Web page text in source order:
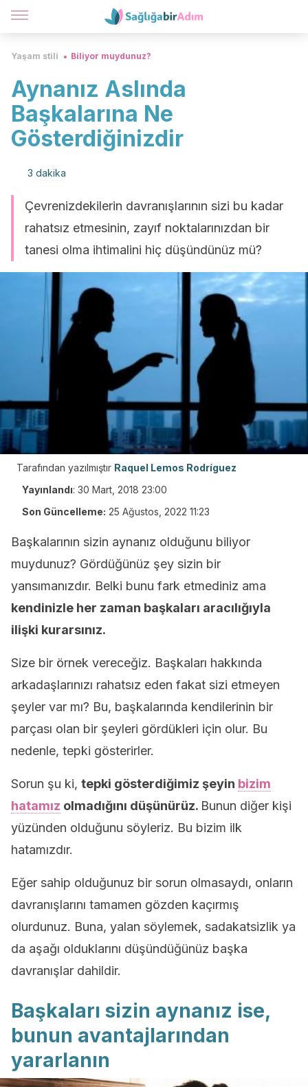
Yaşam stili Biliyor muydunuz?
Aynanız Aslında
Başkalarına Ne
Gösterdiğinizdir
3 dakika
Çevrenizdekilerin davranışlarının sizi bu kadar
rahatsız etmesinin, zayıf noktalarınızdan bir
tanesi olma ihtimalini hiç düşündünüz mü?
Tarafından yazılmıştır Raquel Lemos Rodríguez
Yayınlandı: 30 Mart, 2018 23:00
Son Güncelleme: 25 Ağustos, 2022 11:23
Başkalarının sizin aynanız olduğunu biliyor
muydunuz? Gördüğünüz şey sizin bir
yansımanızdır. Belki bunu fark etmediniz ama
kendinizle her zaman başkaları aracılığıyla
ilişki kurarsınız.
Size bir örnek vereceğiz. Başkaları hakkında
arkadaşlarınızı rahatsız eden fakat sizi etmeyen
şeyler var mı? Bu, başkalarında kendilerinin bir
parçası olan bir şeyleri gördükleri için olur. Bu
nedenle, tepki gösterirler.
Sorun şu ki, tepki gösterdiğimiz şeyin bizim
hatamız olmadığını düşünürüz. Bunun diğer kişi
yüzünden olduğunu söyleriz. Bu bizim ilk
hatamızdır.
Eğer sahip olduğunuz bir sorun olmasaydı, onların
davranışlarını tamamen gözden kaçırmış
olurdunuz. Buna, yalan söylemek, sadakatsizlik ya
da aşağı olduklarını düşündüğünüz başka
davranışlar dahildir.
Başkaları sizin aynanız ise,
bunun avantajlarından
yararlanın